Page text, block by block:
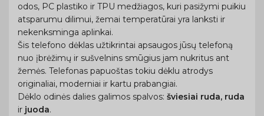
odos, PC plastiko ir TPU medžiagos, kuri pasižymi puikiu
atsparumu dilimui, žemai temperatūrai yra lanksti ir
nekenksminga aplinkai.
Šis telefono dėklas užtikrintai apsaugos jūsų telefoną
nuo įbrėžimų ir sušvelnins smūgius jam nukritus ant
žemės. Telefonas papuoštas tokiu dėklu atrodys
originaliai, moderniai ir kartu prabangiai.
Dėklo odinės dalies galimos spalvos: šviesiai ruda, ruda
ir juoda.